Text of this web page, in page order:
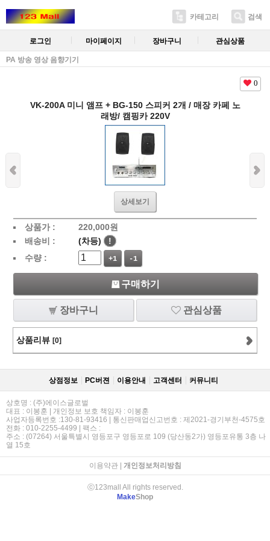
카테고리 검색
로그인 마이페이지 장바구니 관심상품
PA 방송 영상 음향기기
0
VK-200A 미니 앰프 + BG-150 스피커 2개 / 매장 카페 노
래방/ 캠핑카 220V
상세보기
상품가 : 220,000원
배송비 :
(차등)
!
수량 :
+1 -1
구매하기
장바구니 관심상품
상품리뷰 [0]
상점정보 PC버젼 이용안내 고객센터 커뮤니티
상호명 : (주)에이스글로벌
대표 : 이봉훈 | 개인정보 보호 책임자 : 이봉훈
사업자등록번호 :130-81-93416 | 통신판매업신고번호 : 제2021-경기부천-4575호
전화 : 010-2255-4499 | 팩스 :
주소 : (07264) 서울특별시 영등포구 영등포로 109 (당산동2가) 영등포유통 3층 나
열 15호
이용약관| 개인정보처리방침
ⓒ123mall All rights reserved.
MakeShop